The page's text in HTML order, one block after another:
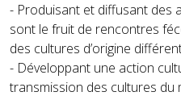
- Produisant et diffusant des
sont le fruit de rencontres
des cultures d’origine
- Développant une action
transmission des cultures du